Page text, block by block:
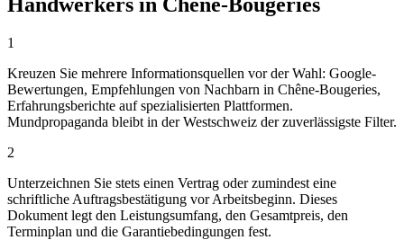
1
Kreuzen Sie mehrere Informationsquellen vor der Wahl: Google-
Bewertungen, Empfehlungen von Nachbarn in Chêne-Bougeries,
Erfahrungsberichte auf spezialisierten Plattformen.
Mundpropaganda bleibt in der Westschweiz der zuverlässigste Filter.
2
Unterzeichnen Sie stets einen Vertrag oder zumindest eine
schriftliche Auftragsbestätigung vor Arbeitsbeginn. Dieses
Dokument legt den Leistungsumfang, den Gesamtpreis, den
Terminplan und die Garantiebedingungen fest.